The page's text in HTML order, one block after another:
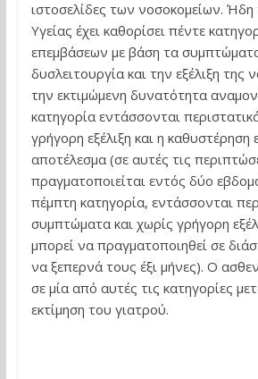
ιστοσελίδες των νοσοκομείων.
Υγείας έχει καθορίσει πέντε
επεμβάσεων με βάση τα
δυσλειτουργία και την εξέλιξη της
την εκτιμώμενη δυνατότητα
κατηγορία εντάσσονται
γρήγορη εξέλιξη και η καθυστέρηση
αποτέλεσμα (σε αυτές τις
πραγματοποιείται εντός δύο
πέμπτη κατηγορία, εντάσσονται
συμπτώματα και χωρίς γρήγορη
μπορεί να πραγματοποιηθεί σε
να ξεπερνά τους έξι μήνες). Ο
σε μία από αυτές τις κατηγορίες
εκτίμηση του γιατρού.